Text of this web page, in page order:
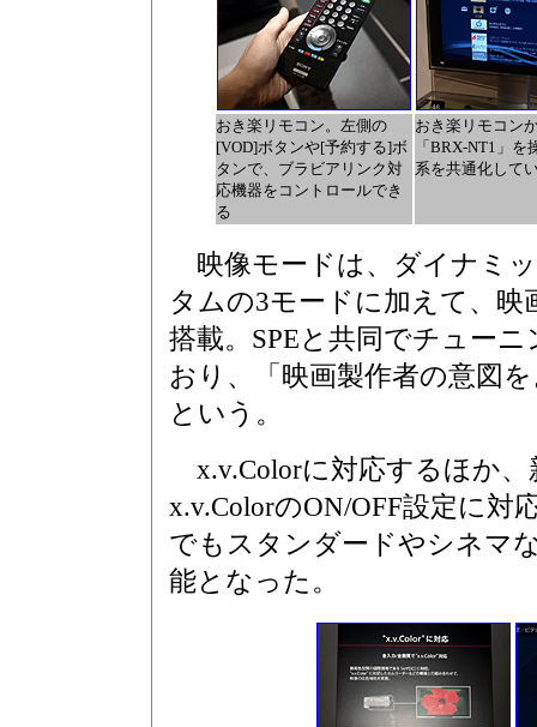
おき楽リモコン。左側の
[VOD]ボタンや[予約する]ボ
タンで、ブラビアリンク対
応機器をコントロールでき
る
おき楽リモコン
「BRX-NT1」
系を共通化して
映像モードは、ダイナミ
タムの3モードに加えて、
搭載。SPEと共同でチュー
おり、「映画製作者の意図
という。
x.v.Colorに対応するほか、
x.v.ColorのON/OFF設定に対
でもスタンダードやシネマ
能となった。